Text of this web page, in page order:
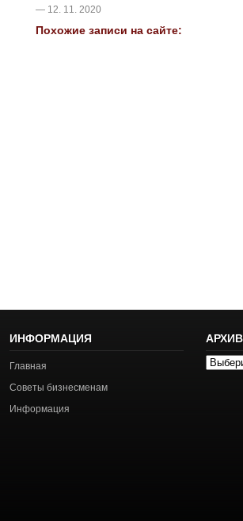
— 12. 11. 2020
Похожие записи на сайте:
ИНФОРМАЦИЯ
Главная
Советы бизнесменам
Информация
Архив